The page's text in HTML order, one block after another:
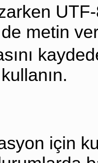
metin
için